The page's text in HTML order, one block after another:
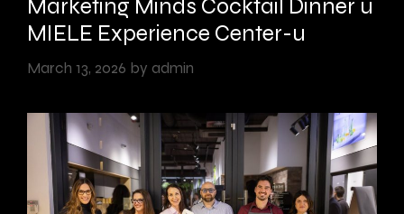
Marketing Minds Cocktail Dinner u
MIELE Experience Center-u
March 13, 2026 by admin